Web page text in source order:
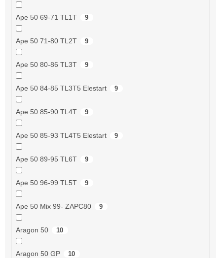
Ape 50 69-71 TL1T 9
Ape 50 71-80 TL2T 9
Ape 50 80-86 TL3T 9
Ape 50 84-85 TL3T5 Elestart 9
Ape 50 85-90 TL4T 9
Ape 50 85-93 TL4T5 Elestart 9
Ape 50 89-95 TL6T 9
Ape 50 96-99 TL5T 9
Ape 50 Mix 99- ZAPC80 9
Aragon 50 10
Aragon 50 GP 10